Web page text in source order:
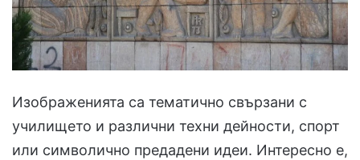
Изображенията са тематично свързани с
училището и различни техни дейности, спорт
или символично предадени идеи. Интересно е,